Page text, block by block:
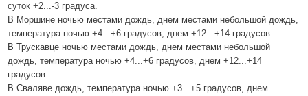
суток +2...-3 градуса.
В Моршине ночью местами дождь, днем местами небольшой дождь,
температура ночью +4...+6 градусов, днем +12...+14 градусов.
В Трускавце ночью местами дождь, днем местами небольшой
дождь, температура ночью +4...+6 градусов, днем +12...+14
градусов.
В Сваляве дождь, температура ночью +3...+5 градусов, днем